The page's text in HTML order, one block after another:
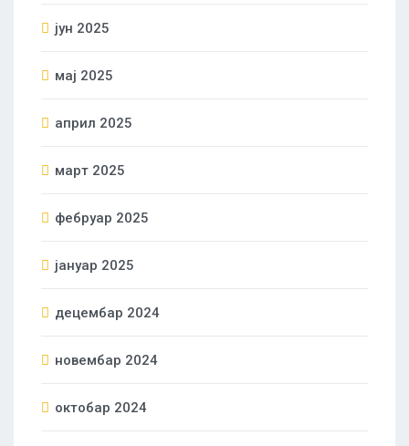
јун 2025
мај 2025
април 2025
март 2025
фебруар 2025
јануар 2025
децембар 2024
новембар 2024
октобар 2024